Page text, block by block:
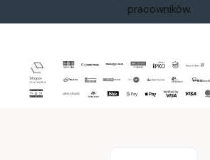
pracowników.